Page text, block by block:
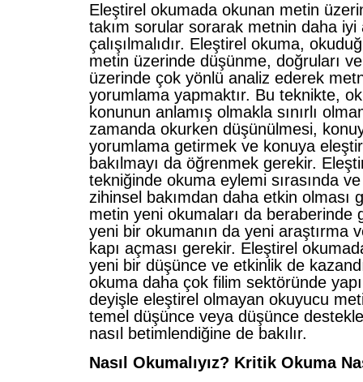
Eleştirel okumada okunan metin
takım sorular sorarak metnin daha iyi
çalışılmalıdır. Eleştirel okuma,
metin üzerinde düşünme, doğruları ve
üzerinde çok yönlü analiz ederek
yorumlama yapmaktır. Bu teknikte,
konunun anlamış olmakla sınırlı
zamanda okurken düşünülmesi,
yorumlama getirmek ve konuya
bakılmayı da öğrenmek gerekir.
tekniğinde okuma eylemi sırasında
zihinsel bakımdan daha etkin olması
metin yeni okumaları da beraberinde
yeni bir okumanın da yeni araştırma
kapı açması gerekir. Eleştirel
yeni bir düşünce ve etkinlik de
okuma daha çok filim sektöründe
deyişle eleştirel olmayan okuyucu
temel düşünce veya düşünce
nasıl betimlendiğine de bakılır.
Nasıl Okumalıyız? Kritik Okuma